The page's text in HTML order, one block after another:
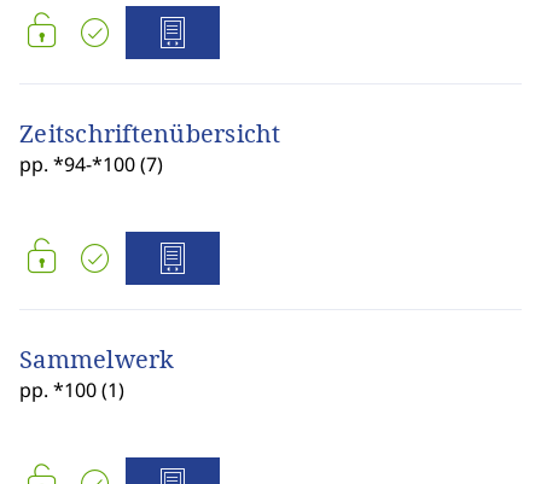
Zeitschriftenübersicht
pp. *94-*100 (7)
Sammelwerk
pp. *100 (1)